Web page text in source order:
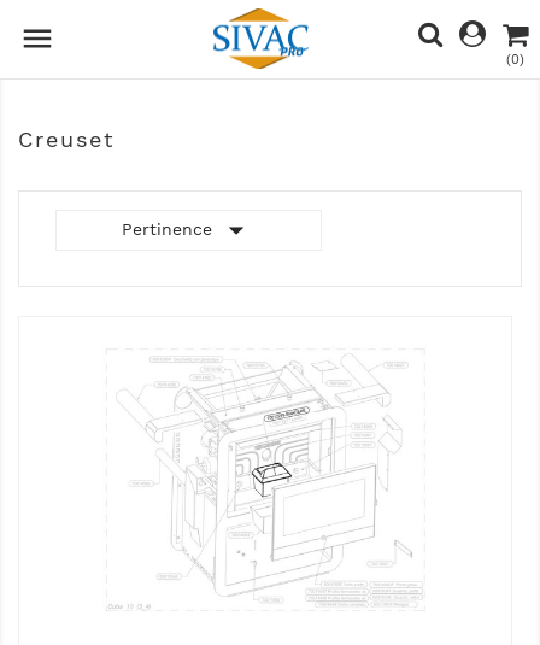

(0)
Creuset
Pertinence 